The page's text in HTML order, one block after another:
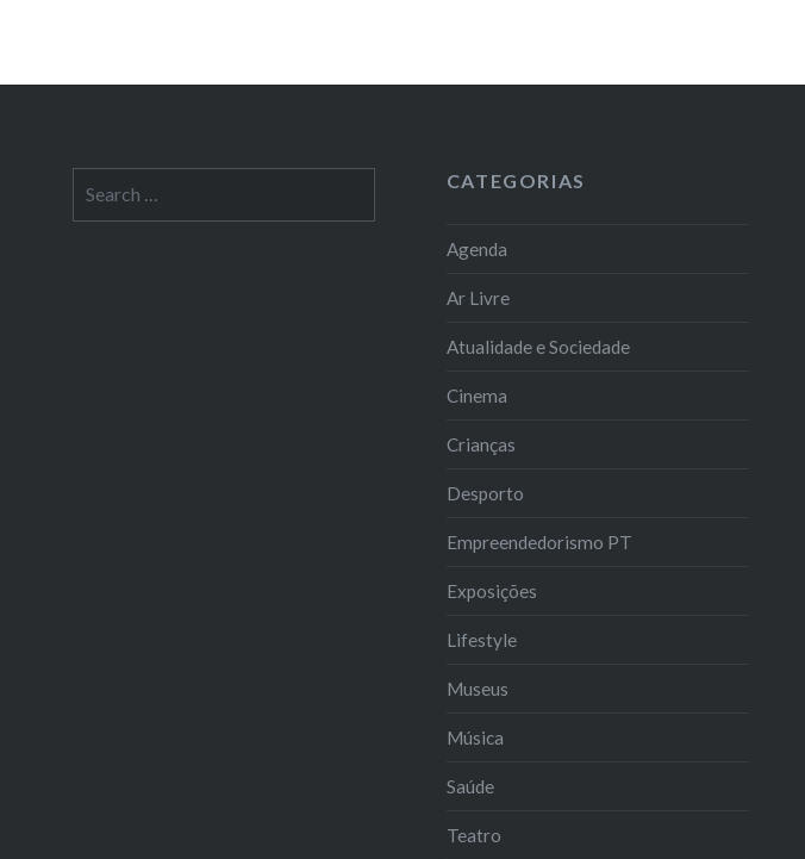
CATEGORIAS
Agenda
Ar Livre
Atualidade e Sociedade
Cinema
Crianças
Desporto
Empreendedorismo PT
Exposições
Lifestyle
Museus
Música
Saúde
Teatro